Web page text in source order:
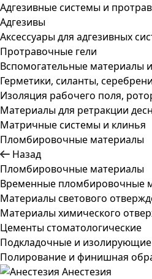
Адгезивные системы и
Адгезивы
Аксессуары для адгезивных
Протравочные гели
Вспомогательные материалы
Герметики, силанты,
Изоляция рабочего поля,
Материалы для ретракции
Матричные системы и клинья
Пломбировочные материалы
Назад
Пломбировочные материалы
Временные пломбировочные
Материалы светового
Материалы химического
Цементы стоматологические
Подкладочные и
Полирование и финишная
Анестезия